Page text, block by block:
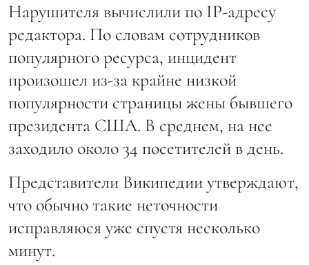
Нарушителя вычислили по IP-адресу
редактора. По словам сотрудников
популярного ресурса, инцидент
произошел из-за крайне низкой
популярности страницы жены бывшего
президента США. В среднем, на нее
заходило около 34 посетителей в день.
Представители Википедии утверждают,
что обычно такие неточности
исправляюся уже спустя несколько
минут.